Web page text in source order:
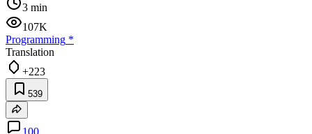
3 min
107K
Programming *
Translation
+223
539
100